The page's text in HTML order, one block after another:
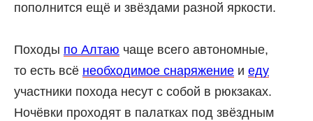
пополнится ещё и звёздами разной яркости.
Походы по Алтаю чаще всего автономные,
то есть всё необходимое снаряжение и еду
участники похода несут с собой в рюкзаках.
Ночёвки проходят в палатках под звёздным